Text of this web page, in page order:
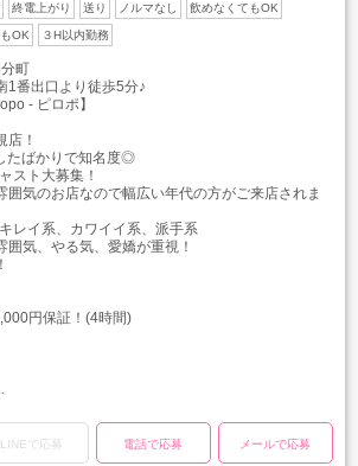
終電上がり 送り ノルマなし 飲めなくてもOK
OK ３H以内勤務
町
1番出口より徒歩5分♪
- ピロポ】
店！
たばかりで知名度◎
スト大募集！
気のお店なので幅広い年代の方がご来店されま
レイ系、カワイイ系、派手系
囲気、やる気、愛嬌が重視！
円保証！(4時間)
LINEで応募 電話で応募 メールで応募